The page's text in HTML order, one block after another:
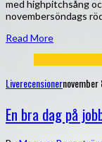
med highpitchsång
novembersöndags
Read More
Liverecensionernovember
En bra dag på